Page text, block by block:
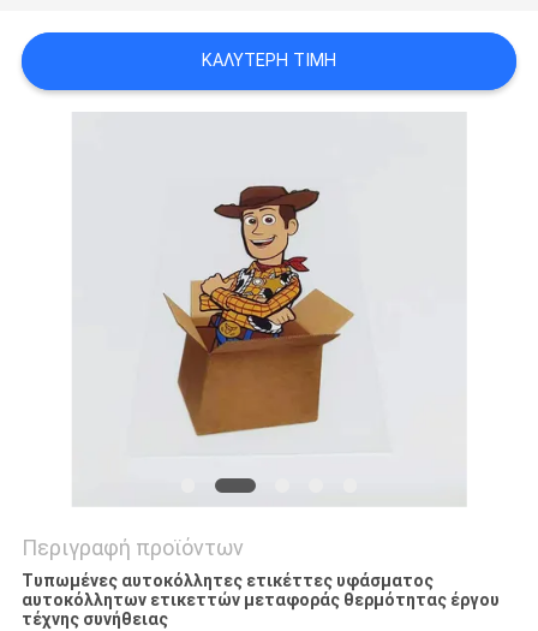
ΚΑΛΎΤΕΡΗ ΤΙΜΉ
Περιγραφή προϊόντων
Τυπωμένες αυτοκόλλητες ετικέττες υφάσματος
αυτοκόλλητων ετικεττών μεταφοράς θερμότητας έργου
τέχνης συνήθειας